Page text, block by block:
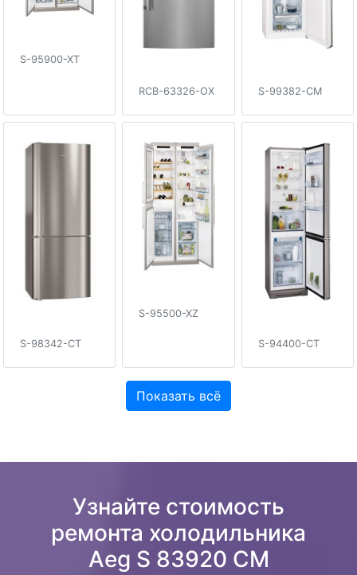
S-95900-XT
RCB-63326-OX S-99382-CM
S-98342-CT
S-95500-XZ
S-94400-CT
Показать всё
Узнайте стоимость
ремонта холодильника
Aeg S 83920 CM